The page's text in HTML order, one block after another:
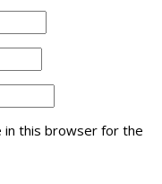
in this browser for the